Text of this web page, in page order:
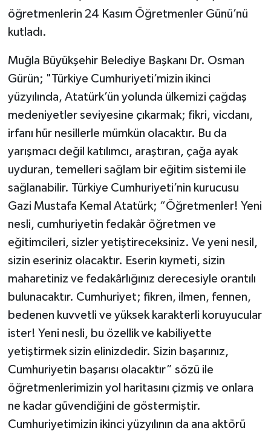
öğretmenlerin 24 Kasım Öğretmenler Günü’nü
kutladı.
Muğla Büyükşehir Belediye Başkanı Dr. Osman
Gürün; "Türkiye Cumhuriyeti’mizin ikinci
yüzyılında, Atatürk’ün yolunda ülkemizi çağdaş
medeniyetler seviyesine çıkarmak; fikri, vicdanı,
irfanı hür nesillerle mümkün olacaktır. Bu da
yarışmacı değil katılımcı, araştıran, çağa ayak
uyduran, temelleri sağlam bir eğitim sistemi ile
sağlanabilir. Türkiye Cumhuriyeti’nin kurucusu
Gazi Mustafa Kemal Atatürk; “Öğretmenler! Yeni
nesli, cumhuriyetin fedakâr öğretmen ve
eğitimcileri, sizler yetiştireceksiniz. Ve yeni nesil,
sizin eseriniz olacaktır. Eserin kıymeti, sizin
maharetiniz ve fedakârlığınız derecesiyle orantılı
bulunacaktır. Cumhuriyet; fikren, ilmen, fennen,
bedenen kuvvetli ve yüksek karakterli koruyucular
ister! Yeni nesli, bu özellik ve kabiliyette
yetiştirmek sizin elinizdedir. Sizin başarınız,
Cumhuriyetin başarısı olacaktır” sözü ile
öğretmenlerimizin yol haritasını çizmiş ve onlara
ne kadar güvendiğini de göstermiştir.
Cumhuriyetimizin ikinci yüzyılının da ana aktörü